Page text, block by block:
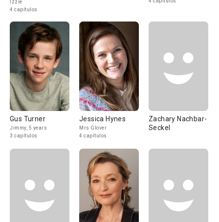
Izzie
4 capítulos
Gus Turner
Jimmy, 5 years
3 capítulos
Jessica Hynes
Mrs Glover
4 capítulos
Zachary Nachbar-
Seckel